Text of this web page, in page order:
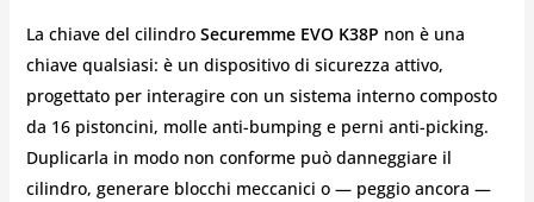
La chiave del cilindro Securemme EVO K38P non è una
chiave qualsiasi: è un dispositivo di sicurezza attivo,
progettato per interagire con un sistema interno composto
da 16 pistoncini, molle anti-bumping e perni anti-picking.
Duplicarla in modo non conforme può danneggiare il
cilindro, generare blocchi meccanici o — peggio ancora —